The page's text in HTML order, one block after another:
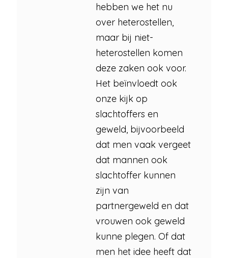
hebben we het nu
over heterostellen,
maar bij niet-
heterostellen komen
deze zaken ook voor.
Het beïnvloedt ook
onze kijk op
slachtoffers en
geweld, bijvoorbeeld
dat men vaak vergeet
dat mannen ook
slachtoffer kunnen
zijn van
partnergeweld en dat
vrouwen ook geweld
kunne plegen. Of dat
men het idee heeft dat